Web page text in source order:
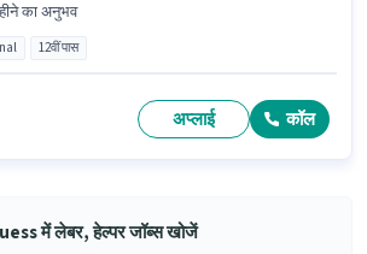
का अनुभव
12वीं पास
अप्लाई कॉल
में लेबर, हेल्पर जॉब्स खोजें